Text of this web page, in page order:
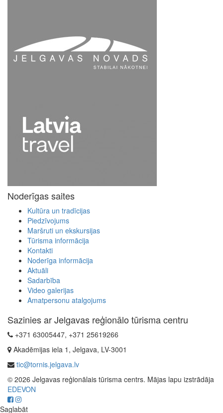
Noderīgas saites
Kultūra un tradīcijas
Piedzīvojums
Maršruti un ekskursijas
Tūrisma informācija
Kontakti
Noderīga informācija
Aktuāli
Sadarbība
Video galerijas
Amatpersonu atalgojums
Sazinies ar Jelgavas reģionālo tūrisma centru
+371 63005447, +371 25619266
Akadēmijas iela 1, Jelgava, LV-3001
tic@tornis.jelgava.lv
© 2026 Jelgavas reģionālais tūrisma centrs. Mājas lapu izstrādāja
EDEVON
Saglabāt